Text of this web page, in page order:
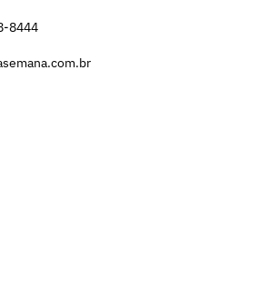
8444